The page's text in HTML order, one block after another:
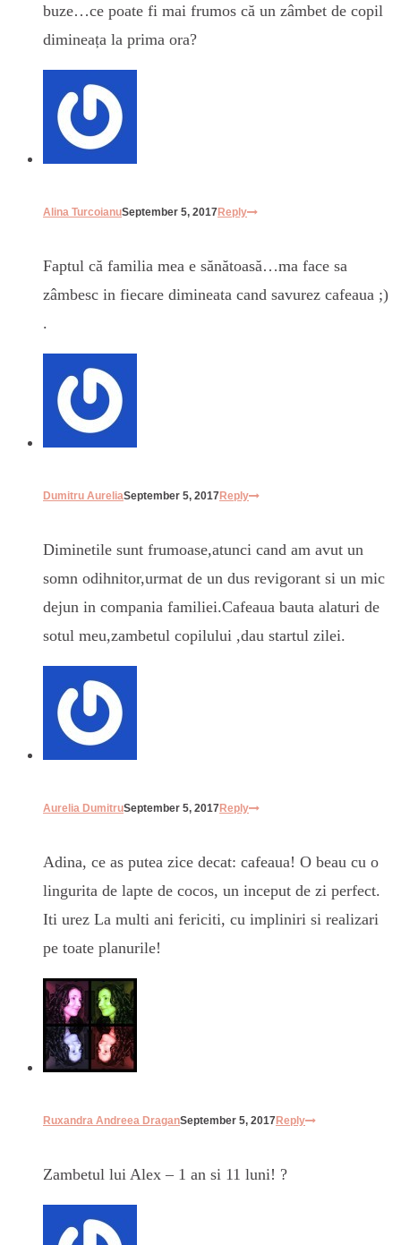
buze…ce poate fi mai frumos că un zâmbet de copil
dimineața la prima ora?
Alina TurcoianuSeptember 5, 2017Reply
Faptul că familia mea e sănătoasă…ma face sa
zâmbesc in fiecare dimineata cand savurez cafeaua ;)
.
Dumitru AureliaSeptember 5, 2017Reply
Diminetile sunt frumoase,atunci cand am avut un
somn odihnitor,urmat de un dus revigorant si un mic
dejun in compania familiei.Cafeaua bauta alaturi de
sotul meu,zambetul copilului ,dau startul zilei.
Aurelia DumitruSeptember 5, 2017Reply
Adina, ce as putea zice decat: cafeaua! O beau cu o
lingurita de lapte de cocos, un inceput de zi perfect.
Iti urez La multi ani fericiti, cu impliniri si realizari
pe toate planurile!
Ruxandra Andreea DraganSeptember 5, 2017Reply
Zambetul lui Alex – 1 an si 11 luni! ?